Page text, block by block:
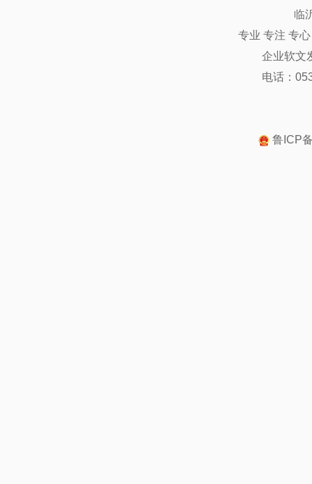
临
专业 专注 专
企业软文
电话：
鲁ICP